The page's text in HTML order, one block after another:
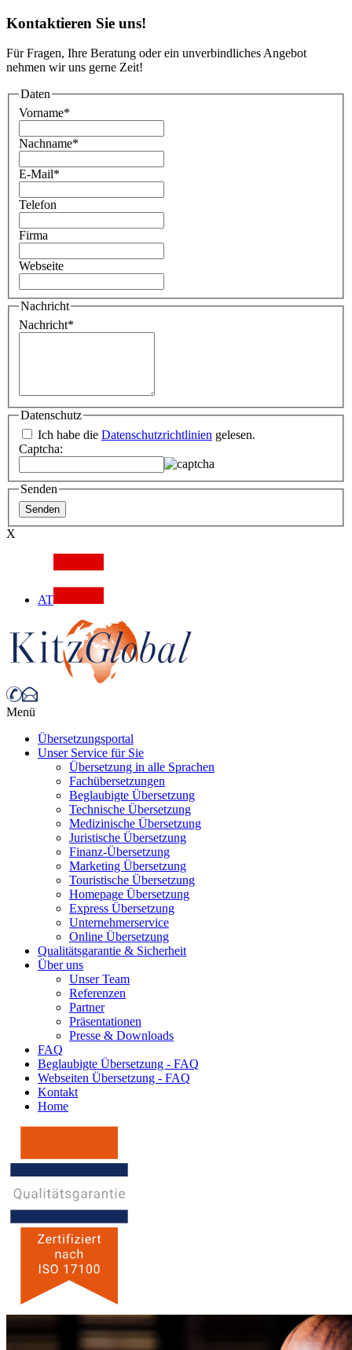
Kontaktieren Sie uns!
Für Fragen, Ihre Beratung oder ein unverbindliches Angebot
nehmen wir uns gerne Zeit!
Daten
Vorname*
Nachname*
E-Mail*
Telefon
Firma
Webseite
Nachricht
Nachricht*
Datenschutz
Ich habe die Datenschutzrichtlinien gelesen.
Captcha:
Senden
X
AT
Menü
Übersetzungsportal
Unser Service für Sie
Übersetzung in alle Sprachen
Fachübersetzungen
Beglaubigte Übersetzung
Technische Übersetzung
Medizinische Übersetzung
Juristische Übersetzung
Finanz-Übersetzung
Marketing Übersetzung
Touristische Übersetzung
Homepage Übersetzung
Express Übersetzung
Unternehmerservice
Online Übersetzung
Qualitätsgarantie & Sicherheit
Über uns
Unser Team
Referenzen
Partner
Präsentationen
Presse & Downloads
FAQ
Beglaubigte Übersetzung - FAQ
Webseiten Übersetzung - FAQ
Kontakt
Home